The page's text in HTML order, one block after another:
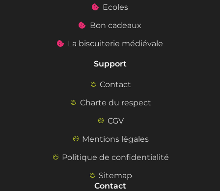
Ecoles
Bon cadeaux
La biscuiterie médiévale
Support
Contact
Charte du respect
CGV
Mentions légales
Politique de confidentialité
Sitemap
Contact